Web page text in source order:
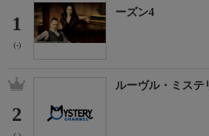
1
(-)
ーズン4
2
ルーヴル・ミステ